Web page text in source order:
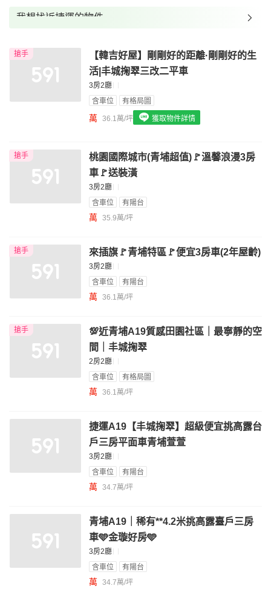
我想找近捷運的物件
我想找配備瓦斯爐的物件
我想找廁所開窗的物件
我想找具垃圾處理的物件
搶手
【韓吉好屋】剛剛好的距離·剛剛好的生
活|丰城掬翠三改二平車
3房2廳
含車位
有格局圖
萬 36.1萬/坪 獲取物件詳情
搶手
桃園國際城市(青埔超值)🚩溫馨浪漫3房
車🚩送裝潢
3房2廳
含車位
有陽台
萬 35.9萬/坪
搶手 來插旗🚩青埔特區🚩便宜3房車(2年屋齡)
3房2廳
含車位
有陽台
萬 36.1萬/坪
搶手
💯近青埔A19質感田園社區｜最寧靜的空
間｜丰城掬翠
2房2廳
含車位
有格局圖
萬 36.1萬/坪
捷運A19【丰城掬翠】超級便宜挑高露台
戶三房平面車青埔萱萱
3房2廳
含車位
有陽台
萬 34.7萬/坪
青埔A19｜稀有**4.2米挑高露臺戶三房
車🩵金璇好房🩵
3房2廳
含車位
有陽台
萬 34.7萬/坪